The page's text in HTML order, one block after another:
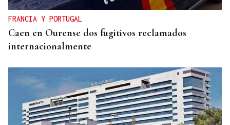
FRANCIA Y PORTUGAL
Caen en Ourense dos fugitivos reclamados
internacionalmente